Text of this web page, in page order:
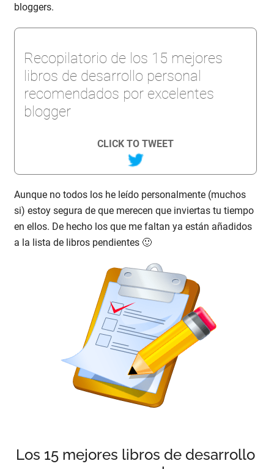
bloggers.
Recopilatorio de los 15 mejores
libros de desarrollo personal
recomendados por excelentes
blogger
CLICK TO TWEET
Aunque no todos los he leído personalmente (muchos
si) estoy segura de que merecen que inviertas tu tiempo
en ellos. De hecho los que me faltan ya están añadidos
a la lista de libros pendientes 🙂
Los 15 mejores libros de desarrollo